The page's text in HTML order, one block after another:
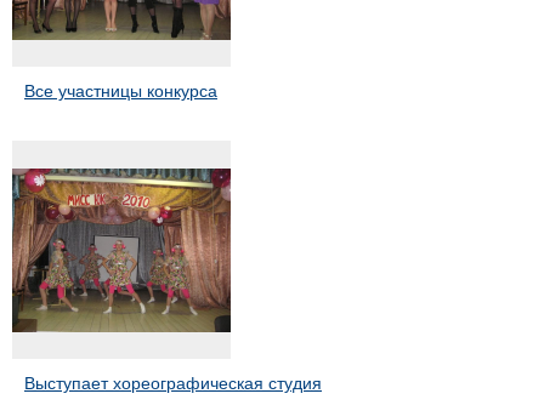
Все участницы конкурса
Выступает хореографическая студия